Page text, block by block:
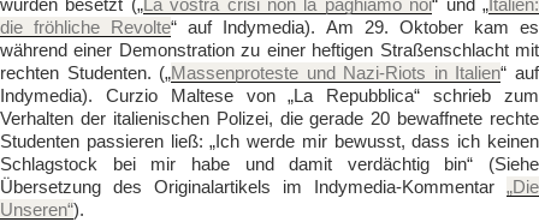
wurden besetzt („La vostra crisi non la paghiamo noi“ und „Italien:
die fröhliche Revolte“ auf Indymedia). Am 29. Oktober kam es
während einer Demonstration zu einer heftigen Straßenschlacht mit
rechten Studenten. („Massenproteste und Nazi-Riots in Italien“ auf
Indymedia). Curzio Maltese von „La Repubblica“ schrieb zum
Verhalten der italienischen Polizei, die gerade 20 bewaffnete rechte
Studenten passieren ließ: „Ich werde mir bewusst, dass ich keinen
Schlagstock bei mir habe und damit verdächtig bin“ (Siehe
Übersetzung des Originalartikels im Indymedia-Kommentar „Die
Unseren“).